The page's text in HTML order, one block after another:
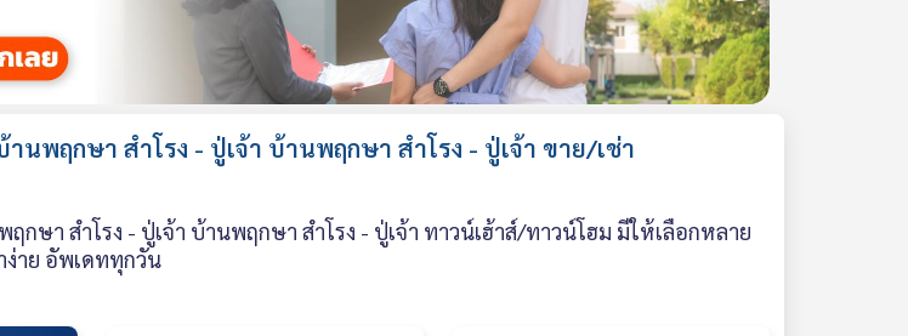
นพฤกษา สำโรง - ปู่เจ้า บ้านพฤกษา สำโรง - ปู่เจ้า ขาย/เช่า
กษา สำโรง - ปู่เจ้า บ้านพฤกษา สำโรง - ปู่เจ้า ทาวน์เฮ้าส์/ทาวน์โฮม มีให้เลือกหลาย
าย อัพเดททุกวัน